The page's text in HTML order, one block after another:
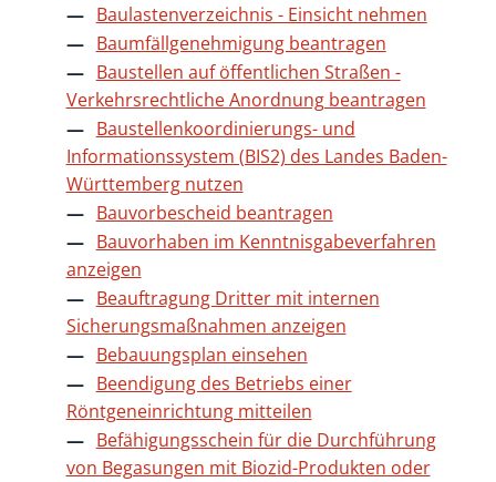
Baulastenverzeichnis - Einsicht nehmen
Baumfällgenehmigung beantragen
Baustellen auf öffentlichen Straßen -
Verkehrsrechtliche Anordnung beantragen
Baustellenkoordinierungs- und
Informationssystem (BIS2) des Landes Baden-
Württemberg nutzen
Bauvorbescheid beantragen
Bauvorhaben im Kenntnisgabeverfahren
anzeigen
Beauftragung Dritter mit internen
Sicherungsmaßnahmen anzeigen
Bebauungsplan einsehen
Beendigung des Betriebs einer
Röntgeneinrichtung mitteilen
Befähigungsschein für die Durchführung
von Begasungen mit Biozid-Produkten oder